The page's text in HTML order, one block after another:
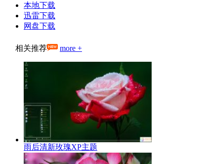
本地下载
迅雷下载
网盘下载
相关推荐 more +
雨后清新玫瑰XP主题